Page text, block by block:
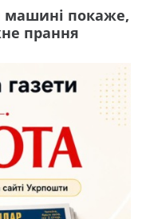
машині покаже,
прання